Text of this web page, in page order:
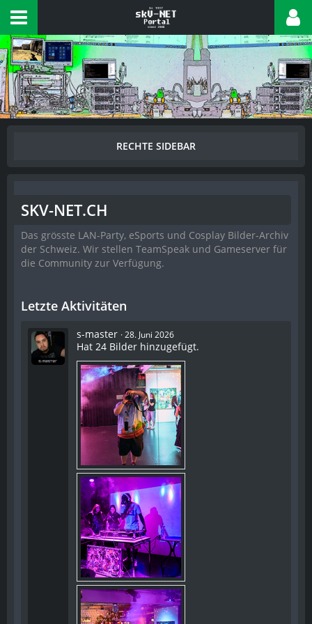
SKV-NET.CH
Das grösste LAN-Party, eSports und Cosplay Bilder-Archiv
der Schweiz. Wir stellen TeamSpeak und Gameserver für
die Community zur Verfügung.
Letzte Aktivitäten
s-master 28. Juni 2026
Hat 24 Bilder hinzugefügt.